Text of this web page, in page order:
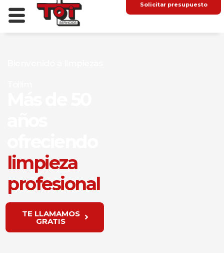
Solicitar presupuesto
limpieza
profesional
TE LLAMAMOS
GRATIS